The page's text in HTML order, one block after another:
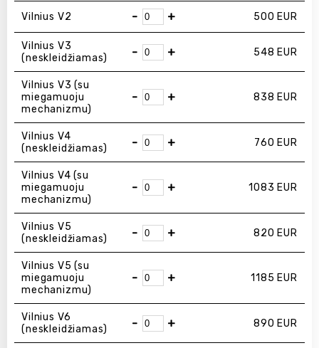
Vilnius V2 - + 500 EUR
Vilnius V3
(neskleidžiamas)
- + 548 EUR
Vilnius V3 (su
miegamuoju
mechanizmu)
- + 838 EUR
Vilnius V4
(neskleidžiamas)
- + 760 EUR
Vilnius V4 (su
miegamuoju
mechanizmu)
- + 1083 EUR
Vilnius V5
(neskleidžiamas)
- + 820 EUR
Vilnius V5 (su
miegamuoju
mechanizmu)
- + 1185 EUR
Vilnius V6
(neskleidžiamas)
- + 890 EUR